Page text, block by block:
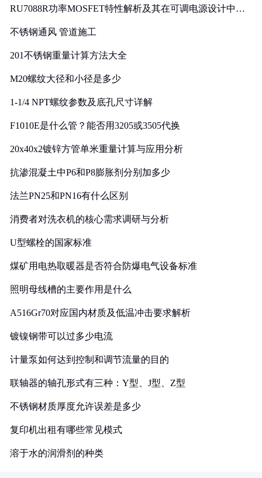
RU7088R功率MOSFET特性解析及其在可调电源设计中的
不锈钢通风 管道施工
201不锈钢重量计算方法大全
M20螺纹大径和小径是多少
1-1/4 NPT螺纹参数及底孔尺寸详解
F1010E是什么管？能否用3205或3505代换
20x40x2镀锌方管单米重量计算与应用分析
抗渗混凝土中P6和P8膨胀剂分别加多少
法兰PN25和PN16有什么区别
消费者对洗衣机的核心需求调研与分析
U型螺栓的国家标准
煤矿用电热取暖器是否符合防爆电气设备标准
照明母线槽的主要作用是什么
A516Gr70对应国内材质及低温冲击要求解析
镀镍钢带可以过多少电流
计量泵如何达到控制和调节流量的目的
联轴器的轴孔形式有三种：Y型、J型、Z型
不锈钢材质厚度允许误差是多少
复印机出租有哪些常见模式
溶于水的润滑剂的种类